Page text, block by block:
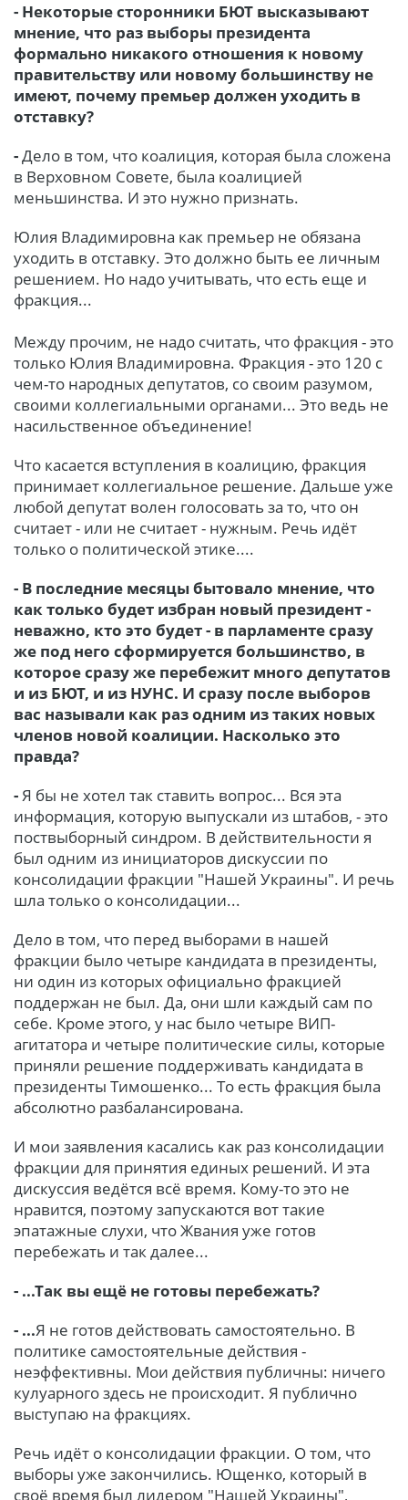
- Некоторые сторонники БЮТ высказывают
мнение, что раз выборы президента
формально никакого отношения к новому
правительству или новому большинству не
имеют, почему премьер должен уходить в
отставку?
-Дело в том, что коалиция, которая была сложена
в Верховном Совете, была коалицией
меньшинства. И это нужно признать.
Юлия Владимировна как премьер не обязана
уходить в отставку. Это должно быть ее личным
решением. Но надо учитывать, что есть еще и
фракция...
Между прочим, не надо считать, что фракция - это
только Юлия Владимировна. Фракция - это 120 с
чем-то народных депутатов, со своим разумом,
своими коллегиальными органами... Это ведь не
насильственное объединение!
Что касается вступления в коалицию, фракция
принимает коллегиальное решение. Дальше уже
любой депутат волен голосовать за то, что он
считает - или не считает - нужным. Речь идёт
только о политической этике....
- В последние месяцы бытовало мнение, что
как только будет избран новый президент -
неважно, кто это будет - в парламенте сразу
же под него сформируется большинство, в
которое сразу же перебежит много депутатов
и из БЮТ, и из НУНС. И сразу после выборов
вас называли как раз одним из таких новых
членов новой коалиции. Насколько это
правда?
-Я бы не хотел так ставить вопрос... Вся эта
информация, которую выпускали из штабов, - это
поствыборный синдром. В действительности я
был одним из инициаторов дискуссии по
консолидации фракции "Нашей Украины". И речь
шла только о консолидации...
Дело в том, что перед выборами в нашей
фракции было четыре кандидата в президенты,
ни один из которых официально фракцией
поддержан не был. Да, они шли каждый сам по
себе. Кроме этого, у нас было четыре ВИП-
агитатора и четыре политические силы, которые
приняли решение поддерживать кандидата в
президенты Тимошенко... То есть фракция была
абсолютно разбалансирована.
И мои заявления касались как раз консолидации
фракции для принятия единых решений. И эта
дискуссия ведётся всё время. Кому-то это не
нравится, поэтому запускаются вот такие
эпатажные слухи, что Жвания уже готов
перебежать и так далее...
- ...Так вы ещё не готовы перебежать?
- ...Я не готов действовать самостоятельно. В
политике самостоятельные действия -
неэффективны. Мои действия публичны: ничего
кулуарного здесь не происходит. Я публично
выступаю на фракциях.
Речь идёт о консолидации фракции. О том, что
выборы уже закончились. Ющенко, который в
своё время был лидером "Нашей Украины",